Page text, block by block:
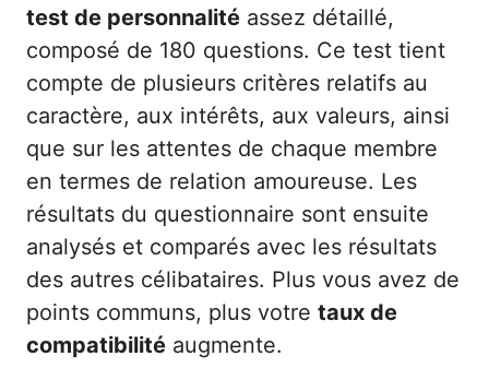
test de personnalité assez détaillé,
composé de 180 questions. Ce test tient
compte de plusieurs critères relatifs au
caractère, aux intérêts, aux valeurs, ainsi
que sur les attentes de chaque membre
en termes de relation amoureuse. Les
résultats du questionnaire sont ensuite
analysés et comparés avec les résultats
des autres célibataires. Plus vous avez de
points communs, plus votre taux de
compatibilité augmente.